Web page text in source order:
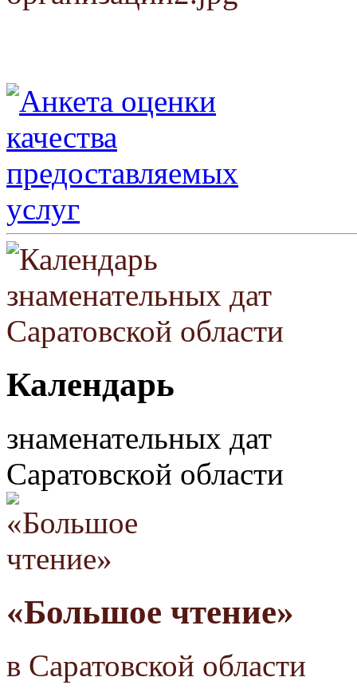
Календарь
знаменательных дат
Саратовской области
«Большое чтение»
в Саратовской области